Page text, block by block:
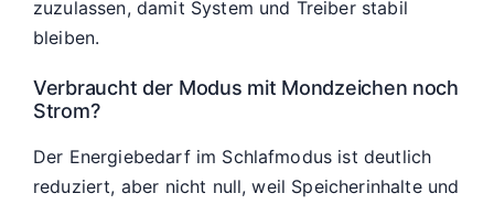
zuzulassen, damit System und Treiber stabil
bleiben.
Verbraucht der Modus mit Mondzeichen noch
Strom?
Der Energiebedarf im Schlafmodus ist deutlich
reduziert, aber nicht null, weil Speicherinhalte und